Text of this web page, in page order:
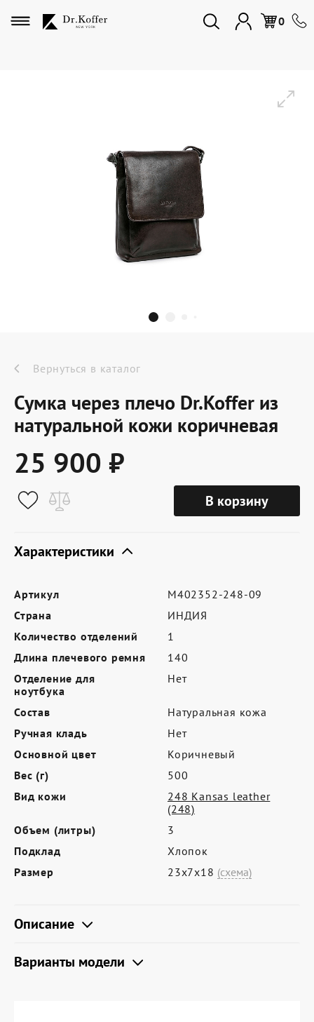
0
Избранное
Женская коллекция
Подарки и сувениры
Dr.Koffer Outlet
Новинки
Акции
О компании
Условия доставки
Сертификат Dr.Koffer
Где купить
Партнерам
Контакты
Программа лояльности
Политика обработки персональных
данных
Вернуться в каталог
Сумка через плечо Dr.Koffer из
натуральной кожи коричневая
25 900 ₽
В корзину
Характеристики
Артикул
M402352-248-09
Страна
ИНДИЯ
Количество отделений
1
Длина плечевого ремня
140
Отделение для
ноутбука
Нет
Состав
Натуральная кожа
Ручная кладь
Нет
Основной цвет
Коричневый
Вес (г)
500
Вид кожи
248 Kansas leather
(248)
Объем (литры)
3
Подклад
Хлопок
Размер
23х7х18 (схема)
Описание
Варианты модели